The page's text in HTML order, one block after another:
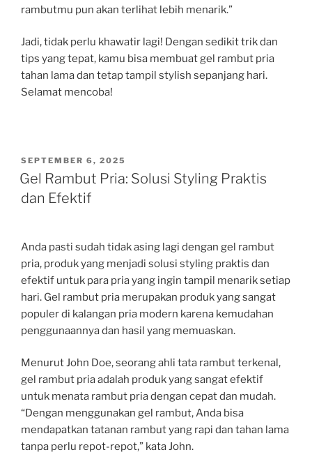
rambutmu pun akan terlihat lebih menarik.”
Jadi, tidak perlu khawatir lagi! Dengan sedikit trik dan
tips yang tepat, kamu bisa membuat gel rambut pria
tahan lama dan tetap tampil stylish sepanjang hari.
Selamat mencoba!
POSTED
ON
SEPTEMBER 6, 2025
Gel Rambut Pria: Solusi Styling Praktis
dan Efektif
Anda pasti sudah tidak asing lagi dengan gel rambut
pria, produk yang menjadi solusi styling praktis dan
efektif untuk para pria yang ingin tampil menarik setiap
hari. Gel rambut pria merupakan produk yang sangat
populer di kalangan pria modern karena kemudahan
penggunaannya dan hasil yang memuaskan.
Menurut John Doe, seorang ahli tata rambut terkenal,
gel rambut pria adalah produk yang sangat efektif
untuk menata rambut pria dengan cepat dan mudah.
“Dengan menggunakan gel rambut, Anda bisa
mendapatkan tatanan rambut yang rapi dan tahan lama
tanpa perlu repot-repot,” kata John.